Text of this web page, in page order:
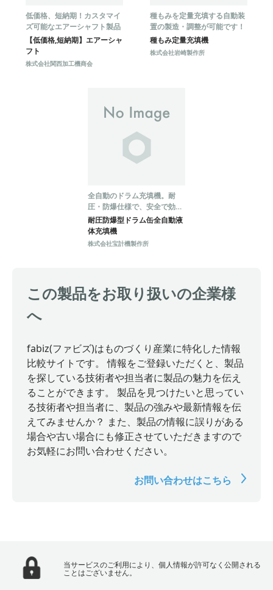
低価格、短納期！カスタマイ
ズ可能なエアーシャフト製品
【低価格,短納期】エアーシャ
フト
株式会社関西加工機商会
種もみを定量充填する自動装
置の製造・調整が可能です！
種もみ定量充填機
株式会社岩崎製作所
全自動のドラム充填機。耐
圧・防爆仕様で、安全で効率
的な充填が可能。
耐圧防爆型ドラム缶全自動液
体充填機
株式会社宝計機製作所
この製品をお取り扱いの企業様
へ
fabiz(ファビズ)はものづくり産業に特化した情報
比較サイトです。 情報をご登録いただくと、製品
を探している技術者や担当者に製品の魅力を伝え
ることができます。 製品を見つけたいと思ってい
る技術者や担当者に、製品の強みや最新情報を伝
えてみませんか？ また、製品の情報に誤りがある
場合や古い場合にも修正させていただきますので
お気軽にお問い合わせください。
お問い合わせはこちら
当サービスのご利用により、個人情報が許可なく公開される
ことはございません。